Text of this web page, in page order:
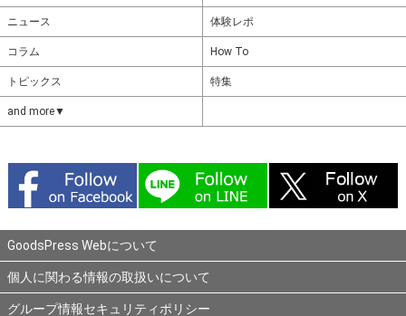
ニュース 体験レポ
コラム How To
トピックス 特集
and more▼
GoodsPress Webについて
個人に関わる情報の取扱いについて
グループ情報セキュリティポリシー